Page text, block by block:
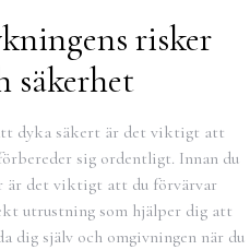
risker
säkerhet
dyka säkert är det viktigt att
sig ordentligt. Innan du
är det viktigt att du förvärvar
utrustning som hjälper dig att
dig själv och omgivningen när du